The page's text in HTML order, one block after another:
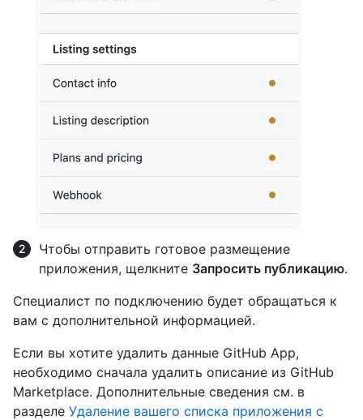
Чтобы отправить готовое размещение
приложения, щелкните Запросить публикацию.
Специалист по подключению будет обращаться к
вам с дополнительной информацией.
Если вы хотите удалить данные GitHub App,
необходимо сначала удалить описание из GitHub
Marketplace. Дополнительные сведения см. в
разделе Удаление вашего списка приложения с